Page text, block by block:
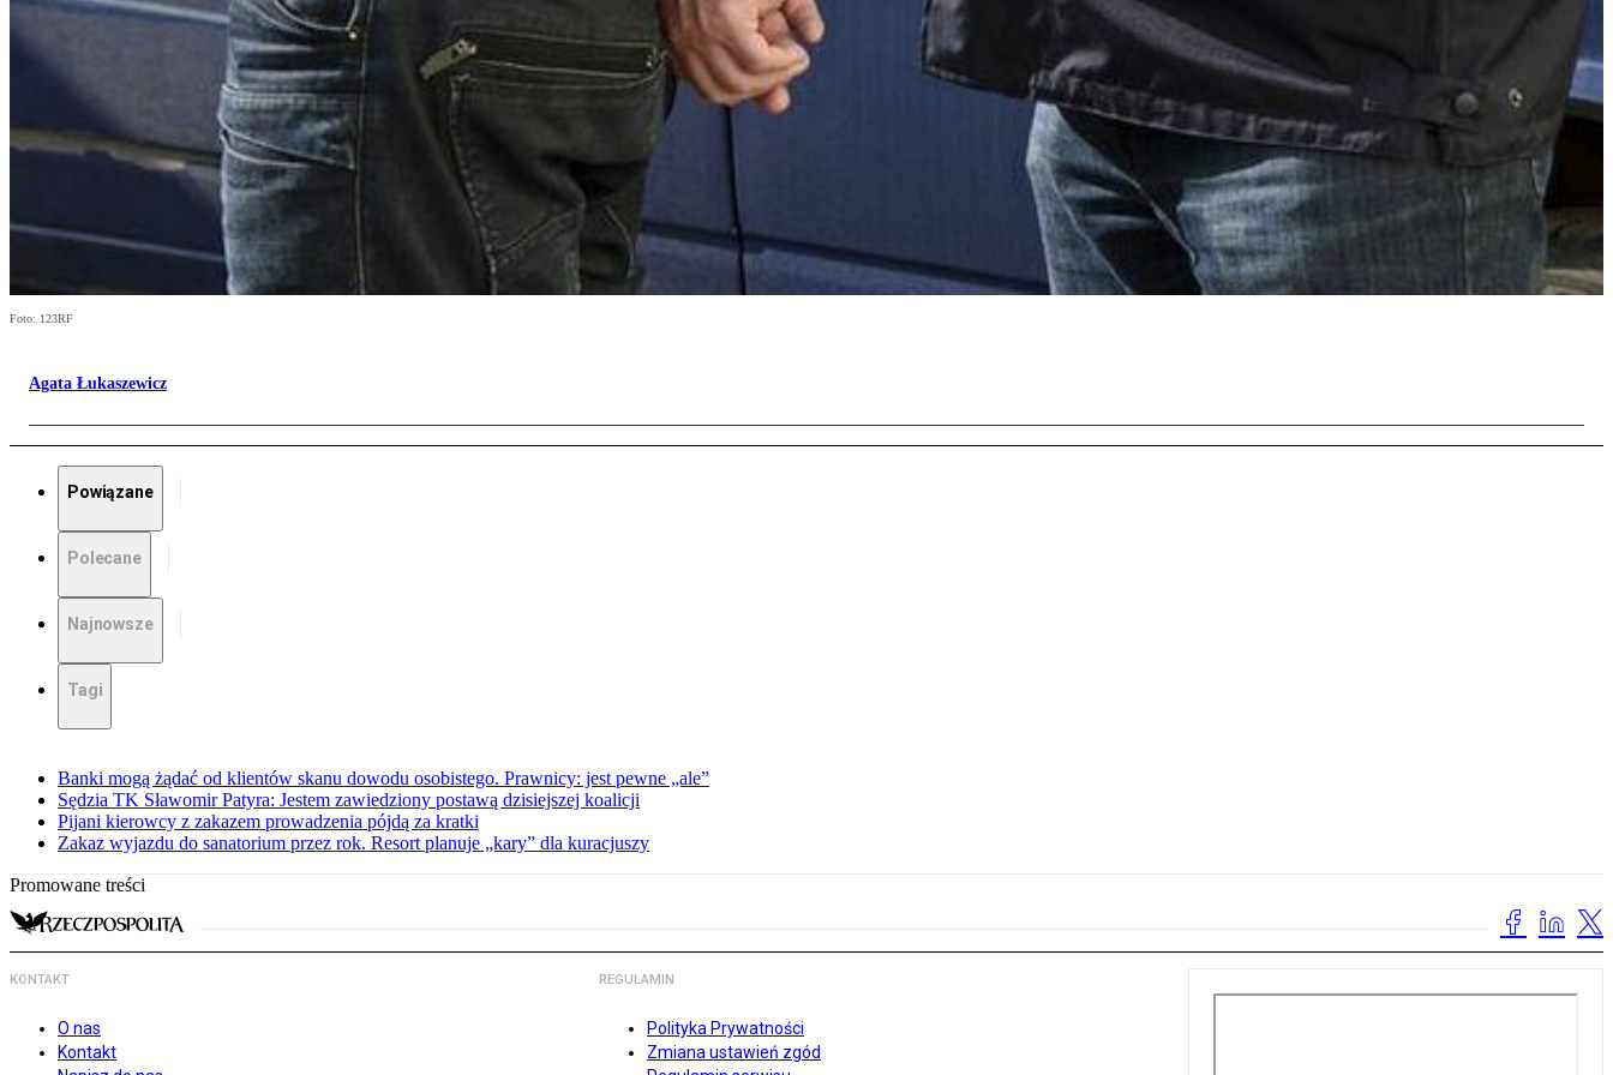
Foto: 123RF
Agata Łukaszewicz
Powiązane
Polecane
Najnowsze
Tagi
Banki mogą żądać od klientów skanu dowodu osobistego. Prawnicy: jest pewne „ale”
Sędzia TK Sławomir Patyra: Jestem zawiedziony postawą dzisiejszej koalicji
Pijani kierowcy z zakazem prowadzenia pójdą za kratki
Zakaz wyjazdu do sanatorium przez rok. Resort planuje „kary” dla kuracjuszy
Promowane treści
KONTAKT
O nas
Kontakt
REGULAMIN
Polityka Prywatności
Zmiana ustawień zgód